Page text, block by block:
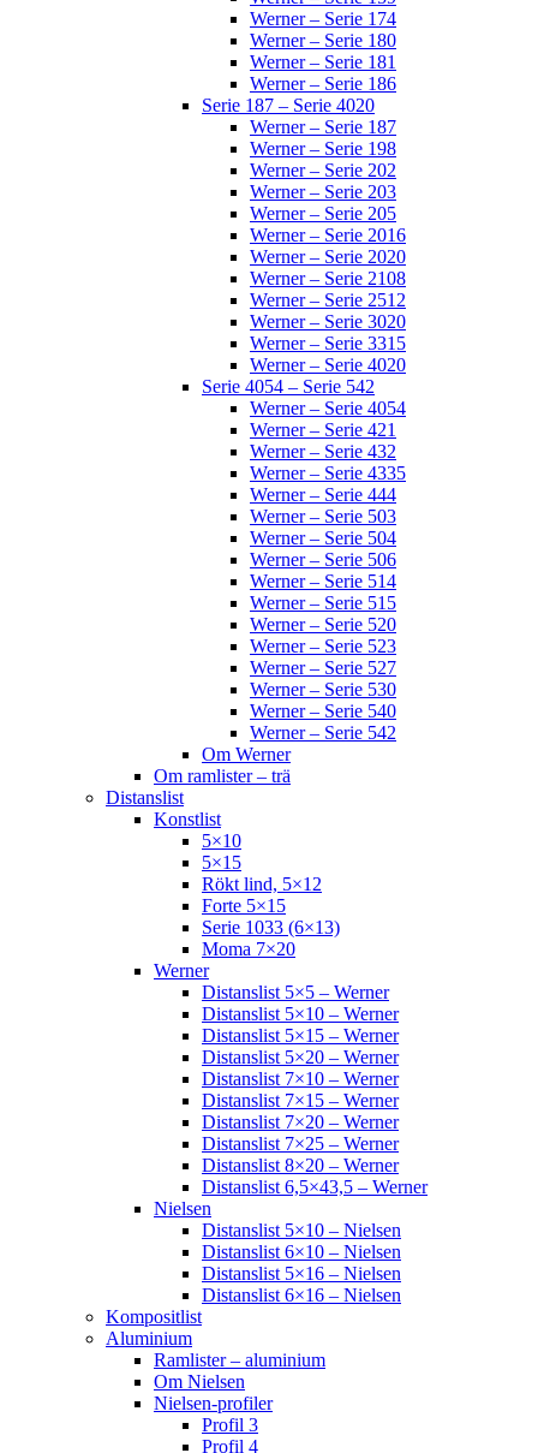
Werner – Serie 174
Werner – Serie 180
Werner – Serie 181
Werner – Serie 186
Serie 187 – Serie 4020
Werner – Serie 187
Werner – Serie 198
Werner – Serie 202
Werner – Serie 203
Werner – Serie 205
Werner – Serie 2016
Werner – Serie 2020
Werner – Serie 2108
Werner – Serie 2512
Werner – Serie 3020
Werner – Serie 3315
Werner – Serie 4020
Serie 4054 – Serie 542
Werner – Serie 4054
Werner – Serie 421
Werner – Serie 432
Werner – Serie 4335
Werner – Serie 444
Werner – Serie 503
Werner – Serie 504
Werner – Serie 506
Werner – Serie 514
Werner – Serie 515
Werner – Serie 520
Werner – Serie 523
Werner – Serie 527
Werner – Serie 530
Werner – Serie 540
Werner – Serie 542
Om Werner
Om ramlister – trä
Distanslist
Konstlist
5×10
5×15
Rökt lind, 5×12
Forte 5×15
Serie 1033 (6×13)
Moma 7×20
Werner
Distanslist 5×5 – Werner
Distanslist 5×10 – Werner
Distanslist 5×15 – Werner
Distanslist 5×20 – Werner
Distanslist 7×10 – Werner
Distanslist 7×15 – Werner
Distanslist 7×20 – Werner
Distanslist 7×25 – Werner
Distanslist 8×20 – Werner
Distanslist 6,5×43,5 – Werner
Nielsen
Distanslist 5×10 – Nielsen
Distanslist 6×10 – Nielsen
Distanslist 5×16 – Nielsen
Distanslist 6×16 – Nielsen
Kompositlist
Aluminium
Ramlister – aluminium
Om Nielsen
Nielsen-profiler
Profil 3
Profil 4